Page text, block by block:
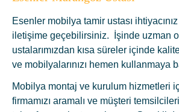
Esenler mobilya tamir ustası
iletişime geçebilirsiniz. İşinde uzman
ustalarımızdan kısa süreler içinde
ve mobilyalarınızı hemen kullanmaya
Mobilya montaj ve kurulum hizmetleri
firmamızı aramalı ve müşteri